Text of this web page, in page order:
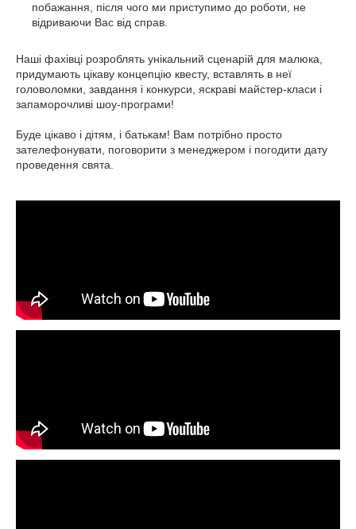
побажання, після чого ми приступимо до роботи, не
відриваючи Вас від справ.
Наші фахівці розроблять унікальний сценарій для малюка,
придумають цікаву концепцію квесту, вставлять в неї
головоломки, завдання і конкурси, яскраві майстер-класи і
запаморочливі шоу-програми!
Буде цікаво і дітям, і батькам! Вам потрібно просто
зателефонувати, поговорити з менеджером і погодити дату
проведення свята.